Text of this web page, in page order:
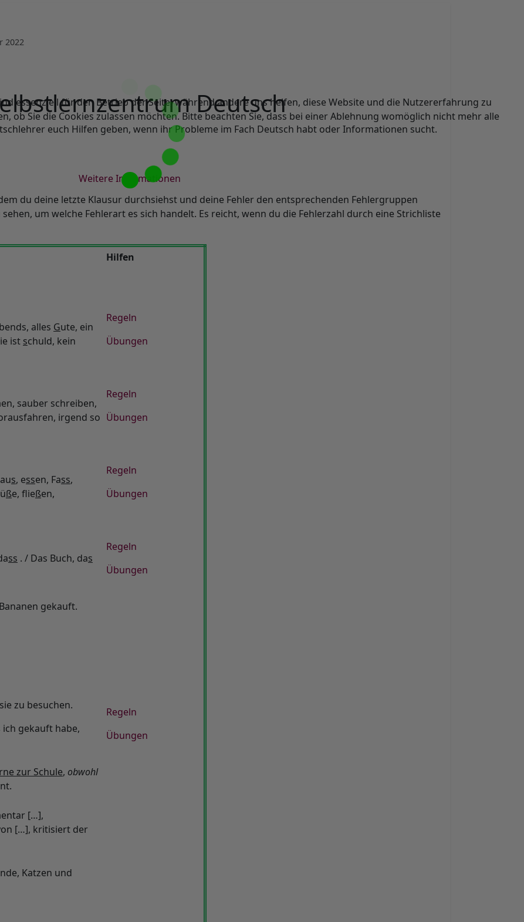
2022
Deutsch
euch Hilfen geben, wenn ihr Probleme im Fach Deutsch habt oder Informationen sucht.
du deine letzte Klausur durchsiehst und deine Fehler den entsprechenden Fehlergruppen
um welche Fehlerart es sich handelt. Es reicht, wenn du die Fehlerzahl durch eine Strichliste
Hilfen
bends, alles Gute, ein
ist schuld, kein
Regeln
Übungen
sauber schreiben,
irgend so
Regeln
Übungen
s, essen, Fass,
ße, fließen,
Regeln
Übungen
ss . / Das Buch, das
Regeln
Übungen
gekauft.
zu besuchen.
ich gekauft habe,
Regeln
Übungen
zur Schule, obwohl
[…],
[…], kritisiert der
Katzen und
essenziell für den Betrieb der Seite, während andere uns helfen, diese Website und die Nutzererfahrung zu
ob Sie die Cookies zulassen möchten. Bitte beachten Sie, dass bei einer Ablehnung womöglich nicht mehr alle
Weitere Informationen